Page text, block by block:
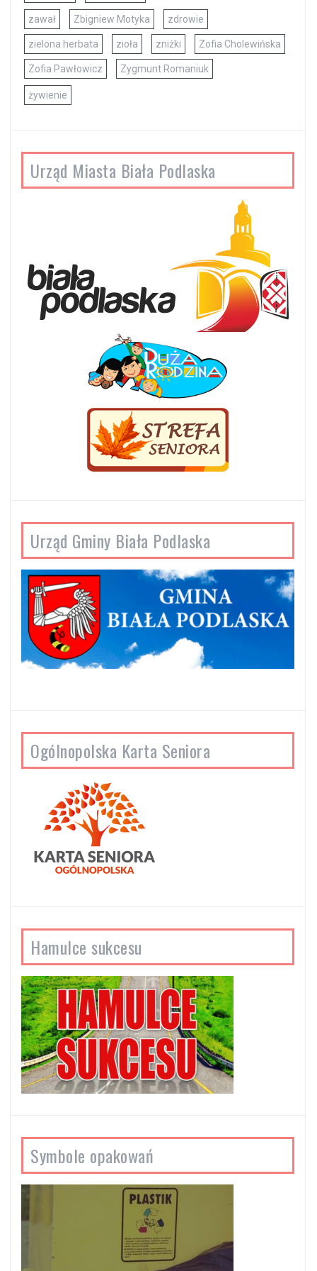
zawał Zbigniew Motyka zdrowie
zielona herbata zioła zniżki Zofia Cholewińska
Zofia Pawłowicz Zygmunt Romaniuk
żywienie
Urząd Miasta Biała Podlaska
Urząd Gminy Biała Podlaska
Ogólnopolska Karta Seniora
Hamulce sukcesu
Symbole opakowań